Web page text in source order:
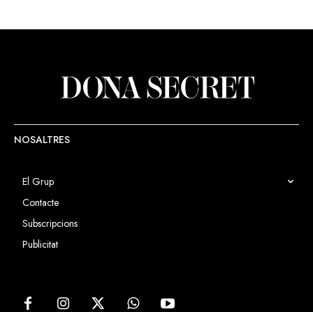
NOSALTRES
El Grup
Contacte
Subscripcions
Publicitat